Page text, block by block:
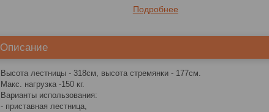
Подробнее
Описание
Высота лестницы - 318см, высота стремянки - 177см.
Макс. нагрузка -150 кг.
Варианты использования:
- приставная лестница,